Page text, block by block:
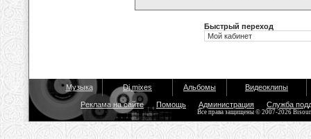
Быстрый переход
Музыка Dj mixes Альбомы Видеоклипы
Реклама на сайте Помощь Администрация Служба
Все права защищены © 2007-2026